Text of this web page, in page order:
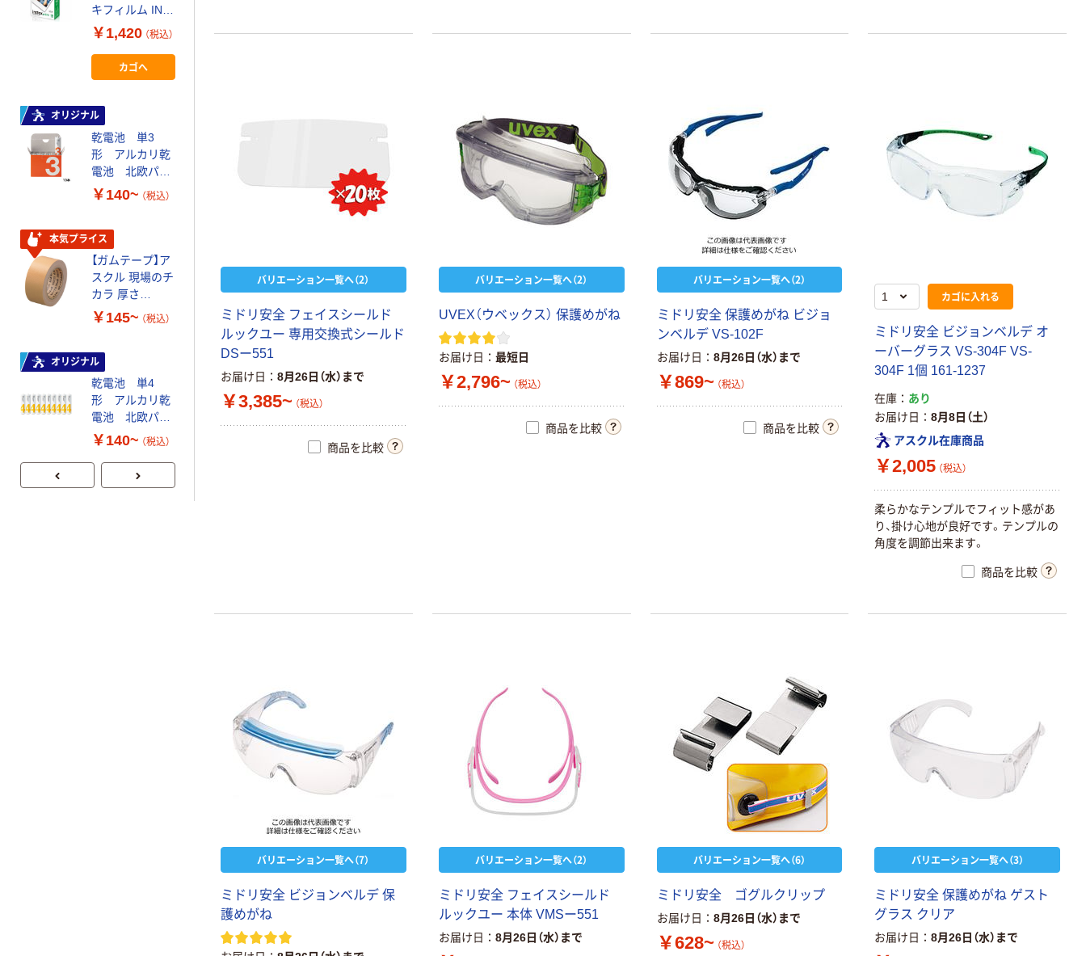
バリエーション一覧へ（2）
ミ ド リ 安全 フ ェ イ スシール ド
ル ックユー 専用 交換式シール ド
DSー551
お届け日 8月26日（水）まで
￥3,385~ （税込）
商品を比較
バリエーション一覧へ（2）
UVEX （ ウベ ック ス ） 保護めがね
お届け日 最短日
￥2,796~ （税込）
商品を比較
バリエーション一覧へ（2）
ミ ド リ 安全 保護めがね ビジ ョ
ンベルデ VS-102F
お届け日 8月26日（水）まで
￥869~ （税込）
商品を比較
カゴに入れる
ミ ド リ 安全 ビジ ョ ンベルデ オ
ーバーグラ ス VS-304F VS-
304F 1個 161-1237
在庫
あり
お届け日
8月8日（土）
アスクル在庫商品
￥2,005 （税込）
柔らかなテンプルでフ ィ ッ ト感があ
り 、掛け心地が良好です。 テンプルの
角度を調節出来ます。
商品を比較
バリエーション一覧へ（7）
ミ ド リ 安全 ビジ ョ ンベルデ 保
護めがね
バリエーション一覧へ（2）
ミ ド リ 安全 フ ェ イ スシール ド
ル ックユー 本体 VMSー551
お届け日 8月26日（水）まで
バリエーション一覧へ（6）
ミ ド リ 安全 ゴグルク リ ッ プ
お届け日 8月26日（水）まで
￥628~ （税込）
バリエーション一覧へ（3）
ミ ド リ 安全 保護めがね ゲ ス ト
グラ ス ク リ ア
お届け日 8月26日（水）まで
キフィルム INS
MINI JP1 1パッ
ク（10枚入り）
￥1,420 （税込）
カゴへ
オリジナル
乾電池 単3
形 アルカリ乾
電池 北欧パッ
ケージ アスク
￥140~ （税込）
本気プライス
【ガムテープ】ア
スクル 現場のチ
カラ 厚さ
0.22mm 布テー
￥145~ （税込）
オリジナル
乾電池 単4
形 アルカリ乾
電池 北欧パッ
ケージ アスク
￥140~ （税込）
75×25mm
￥377~
本気プライス
大塚製薬工場
経口補水液 オー
エスワン（OS-1）
トファイル エコ
ノミータイプ
A4タテ(コクヨ
製造）
￥115~ （税込）
PRO【純正】テー
プ 白ラベル
字）
￥914~ （税込）
富士フイルム チ
ェキ専用フィル
ム INSTAX MINI
WW2
￥1,580~
（税込）
￥1,420 （税込）
オリジナル
形 アルカリ乾
電池 北欧パッ
ケージ アスク
本気プライス
スクル 現場のチ
カラ 厚さ
0.22mm 布テー
￥145~
オリジナル
電池 北欧パッ
ケージ アスク